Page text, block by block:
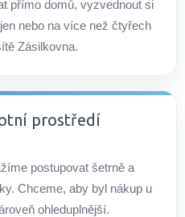
přímo domů, vyzvednout si
nebo na více než čtyřech
Zásilkovna.
prostředí
postupovat šetrně a
Chceme, aby byl nákup u
ohleduplnější.